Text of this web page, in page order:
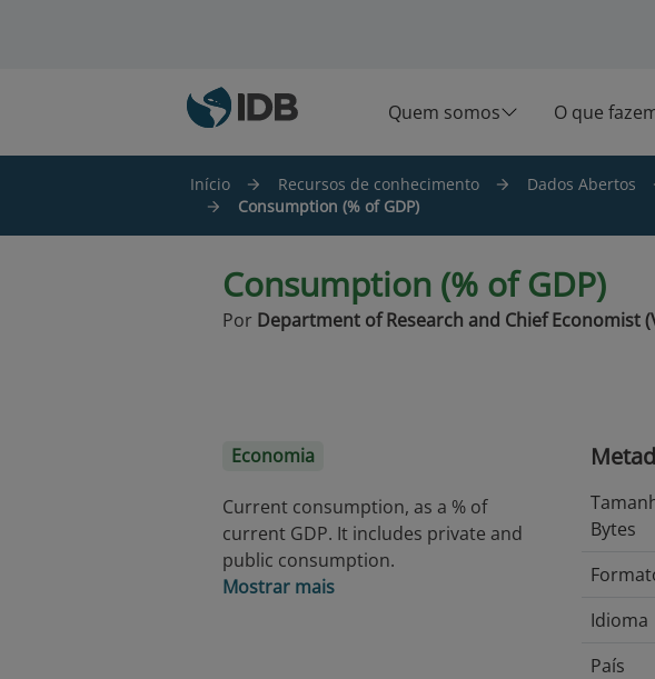
Quem somos O que
Início Recursos de conhecimento Dados Abertos
Consumption (% of GDP)
Consumption (% of GDP)
Por Department of Research and Chief Economist
Economia
Current consumption, as a % of
current GDP. It includes private and
public consumption.
Mostrar mais
Bytes
Idioma
País